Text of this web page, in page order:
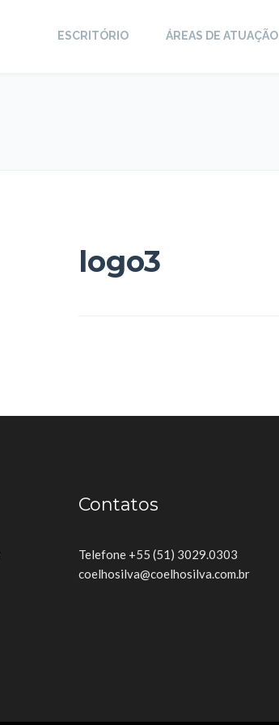
ESCRITÓRIO ÁREAS DE ATUAÇÃO
logo3
Contatos
Telefone +55 (51) 3029.0303
coelhosilva@coelhosilva.com.br